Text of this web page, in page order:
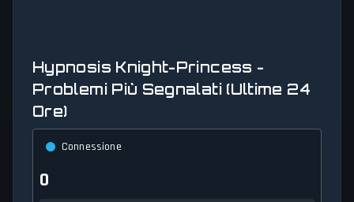
Hypnosis Knight-Princess -
Problemi Più Segnalati (Ultime 24
Ore)
Connessione
0